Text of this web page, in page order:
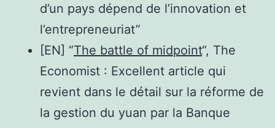
d’un pays dépend de l’innovation et
l’entrepreneuriat”
[EN] “The battle of midpoint“, The
Economist : Excellent article qui
revient dans le détail sur la réforme de
la gestion du yuan par la Banque